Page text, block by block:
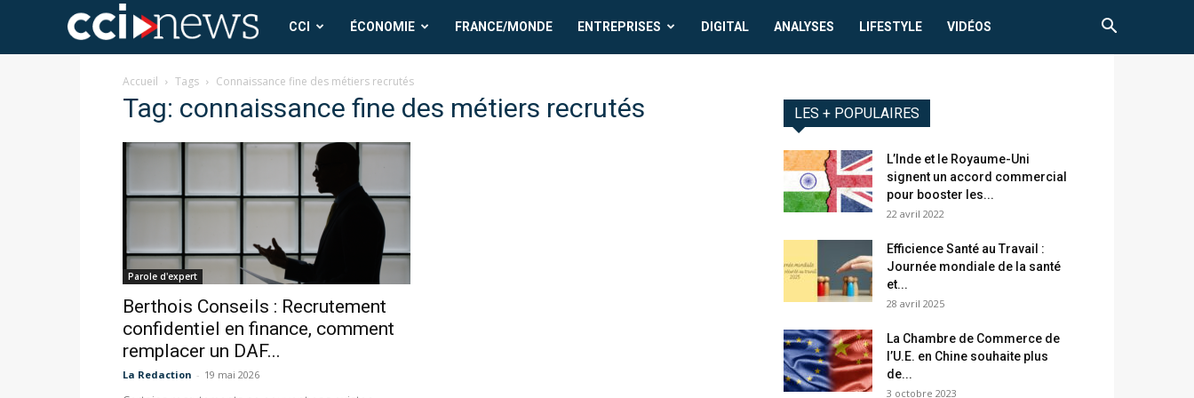
CCI
News
CCI ÉCONOMIE FRANCE/MONDE ENTREPRISES DIGITAL ANALYSES LIFESTYLE VIDÉOS
Accueil Tags Connaissance fine des métiers recrutés
Tag: connaissance fine des métiers recrutés
Parole d'expert
Berthois Conseils : Recrutement
confidentiel en finance, comment
remplacer un DAF...
La Redaction - 19 mai 2026
LES + POPULAIRES
L’Inde et le Royaume-Uni
signent un accord commercial
pour booster les...
22 avril 2022
Efficience Santé au Travail :
Journée mondiale de la santé
et...
28 avril 2025
La Chambre de Commerce de
l’U.E. en Chine souhaite plus
de...
3 octobre 2023